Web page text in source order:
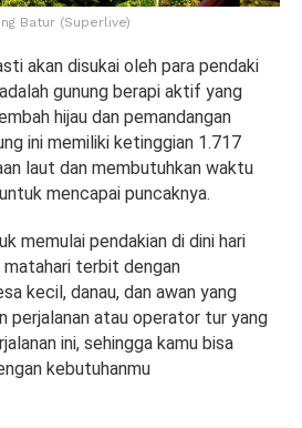
Batur (Superlive)
akan disukai oleh para pendaki
gunung berapi aktif yang
hijau dan pemandangan
ini memiliki ketinggian 1.717
laut dan membutuhkan waktu
mencapai puncaknya.
memulai pendakian di dini hari
matahari terbit dengan
kecil, danau, dan awan yang
perjalanan atau operator tur yang
ini, sehingga kamu bisa
kebutuhanmu